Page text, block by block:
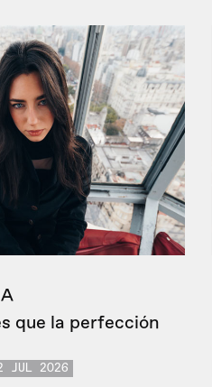
que la perfección
JUL 2026